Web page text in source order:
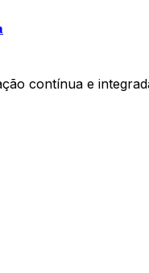
contínua e